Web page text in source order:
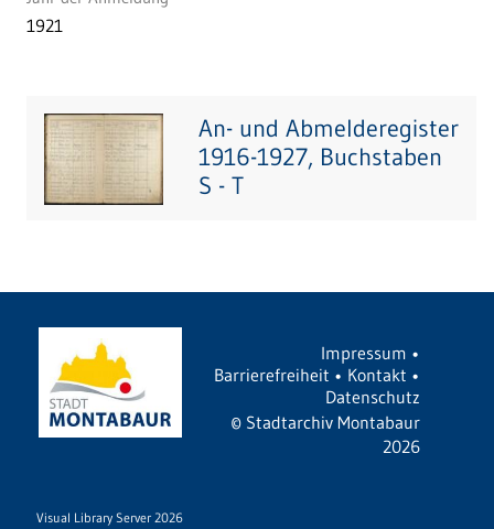
1921
An- und Abmelderegister
1916-1927, Buchstaben
S - T
Impressum •
Barrierefreiheit • Kontakt •
Datenschutz
© Stadtarchiv Montabaur
2026
Visual Library Server 2026